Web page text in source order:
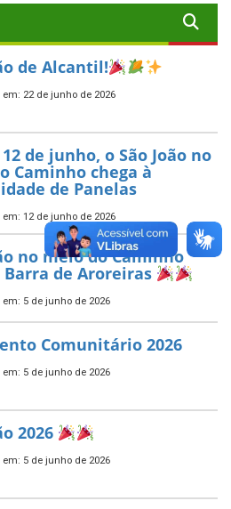
de Alcantil!
em: 22 de junho de 2026
de junho, o São João no
Caminho chega à
de Panelas
em: 12 de junho de 2026
no meio do Caminho
Barra de Aroreiras
em: 5 de junho de 2026
Comunitário 2026
em: 5 de junho de 2026
2026
em: 5 de junho de 2026